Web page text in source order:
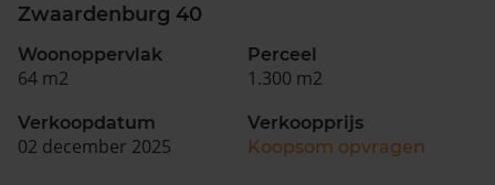
Zwaardenburg 40
Woonoppervlak
64 m2
Perceel
1.300 m2
Verkoopdatum
02 december 2025
Verkoopprijs
Koopsom opvragen